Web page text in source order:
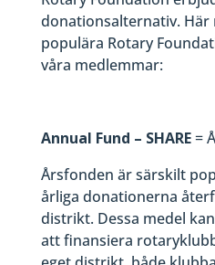
donationsalternativ. Här
populära Rotary
våra medlemmar:
Annual Fund – SHARE=
Årsfonden är särskilt
årliga donationerna
distrikt. Dessa medel
att finansiera